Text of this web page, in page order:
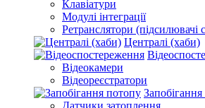
Клавіатури
Модулі інтеграції
Ретранслятори (підсилювачі
Централі (хаби)
Відеокамери
Відеореєстратори
Датчики затоплення